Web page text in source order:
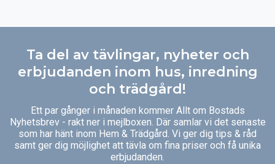
Ta del av tävlingar, nyheter och
erbjudanden inom hus, inredning
och trädgård!
Ett par gånger i månaden kommer Allt om Bostads
Nyhetsbrev - rakt ner i mejlboxen. Där samlar vi det senaste
som har hänt inom Hem & Trädgård. Vi ger dig tips & råd
samt ger dig möjlighet att tävla om fina priser och få unika
erbjudanden.